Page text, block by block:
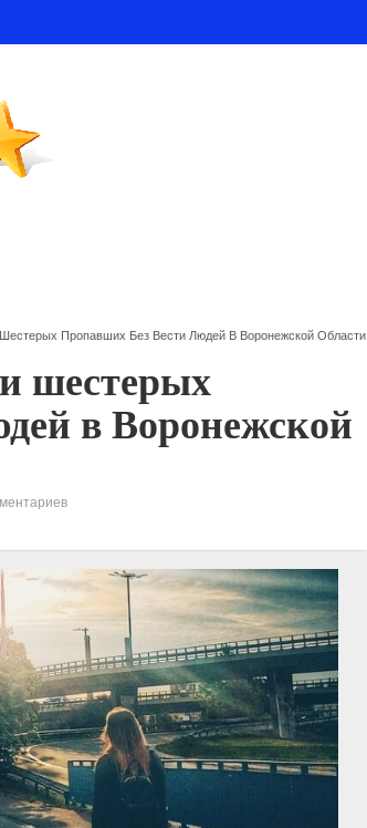
Пропавших Без Вести Людей В Воронежской Области
шестерых
в Воронежской